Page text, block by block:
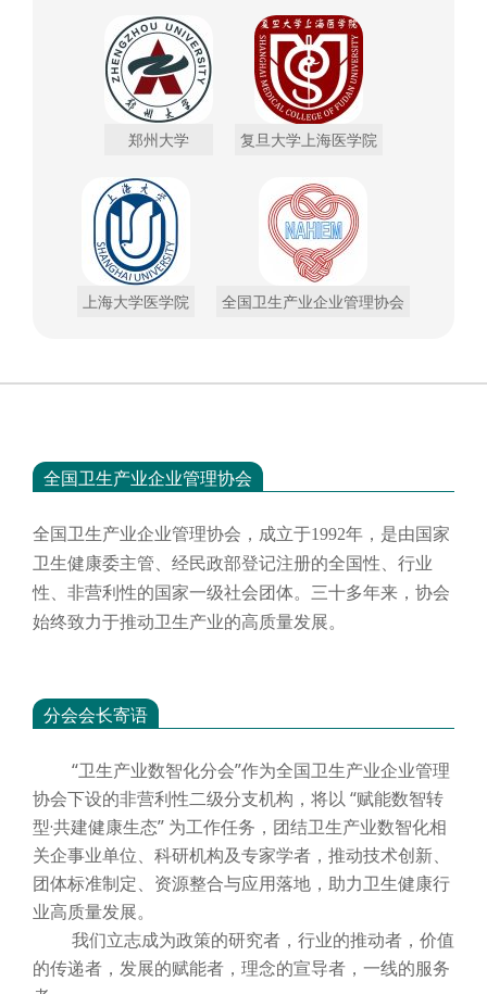
郑州大学 复旦大学上海医学院
上海大学医学院 全国卫生产业企业管理协会
全国卫生产业企业管理协会
全国卫生产业企业管理协会，成立于1992年，是由国家
卫生健康委主管、经民政部登记注册的全国性、行业
性、非营利性的国家一级社会团体。三十多年来，协会
始终致力于推动卫生产业的高质量发展。
分会会长寄语
“卫生产业数智化分会”作为全国卫生产业企业管理
协会下设的非营利性二级分支机构，将以 “赋能数智转
型·共建健康生态” 为工作任务，团结卫生产业数智化相
关企事业单位、科研机构及专家学者，推动技术创新、
团体标准制定、资源整合与应用落地，助力卫生健康行
业高质量发展。
我们立志成为政策的研究者，行业的推动者，价值
的传递者，发展的赋能者，理念的宣导者，一线的服务